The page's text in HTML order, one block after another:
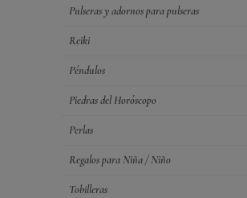
Pulseras y adornos para pulseras
Reiki
Péndulos
Piedras del Horóscopo
Perlas
Regalos para Niña / Niño
Tobilleras